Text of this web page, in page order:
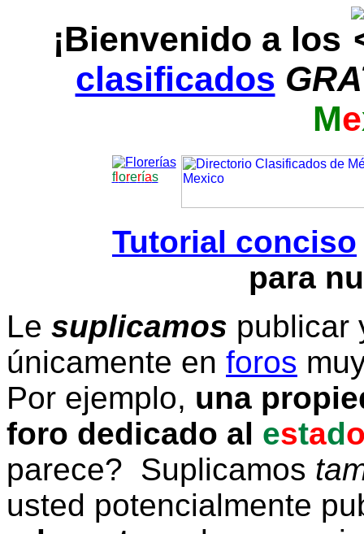
¡Bienvenido a los
clasificados
Me
florerías
Tutorial conciso
para
Le suplicamos publicar
únicamente en foros
Por ejemplo, una
foro dedicado al estad
parece? Suplicamos
usted potencialmente